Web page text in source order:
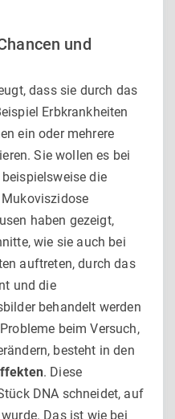
und
dass sie durch das
Erbkrankheiten
ein oder mehrere
Sie wollen es bei
die
haben gezeigt,
wie sie auch bei
auftreten, durch das
und die
behandelt werden
beim Versuch,
besteht in den
. Diese
DNA schneidet, auf
Das ist wie bei